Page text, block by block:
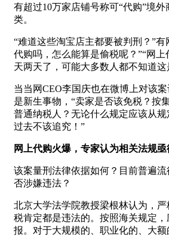
有超过10万家店铺号称可“代购”境
类。
“难道这些淘宝店主都要被判刑？”有
代购吗，怎么能算是偷税呢？”“网
天两天了，可能大多数人都不知道这
当当网CEO李国庆也在微博上对该
是新生事物，“卖家是否该免税？按
普通纳税人？无论什么规定应该从
过去不该追究！”
网上代购火爆，专家认为相关法规
该案量刑法律依据如何？目前普遍
否涉嫌违法？
北京大学法学院教授梁根林认为，
税肯定都是违法的。按照海关规定
报。对于大规模的、职业化的、大